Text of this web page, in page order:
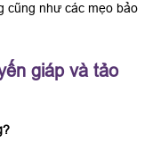
cũng như các mẹo bảo
giáp và tảo